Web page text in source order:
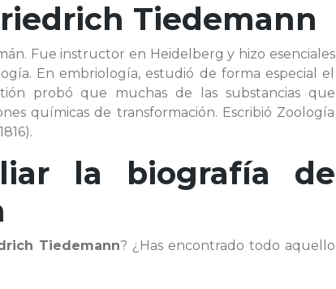
Tiedemann
Fue instructor en Heidelberg y hizo esenciales
En embriología, estudió de forma especial el
probó que muchas de las substancias que
químicas de transformación. Escribió Zoología
la biografía de
Tiedemann? ¿Has encontrado todo aquello